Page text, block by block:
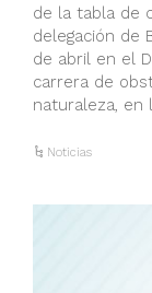
de la tabla de
delegación de
de abril en el
carrera de
naturaleza, en
Noticias